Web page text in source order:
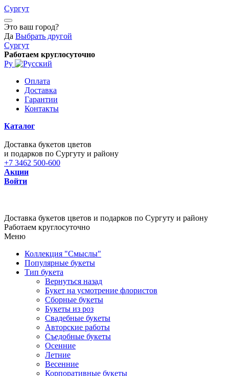
Сургут
Это ваш город?
Да Выбрать другой
Сургут
Работаем круглосуточно
Ру
Оплата
Доставка
Гарантии
Контакты
Каталог
Доставка букетов цветов
и подарков по Сургуту и району
+7 3462 500-600
Акции
Войти
Доставка букетов цветов и подарков по Сургуту и району
Работаем круглосуточно
Меню
Коллекция "Смыслы"
Популярные букеты
Тип букета
Вернуться назад
Букет на усмотрение флористов
Сборные букеты
Букеты из роз
Свадебные букеты
Авторские работы
Съедобные букеты
Осенние
Летние
Весенние
Корпоративные букеты